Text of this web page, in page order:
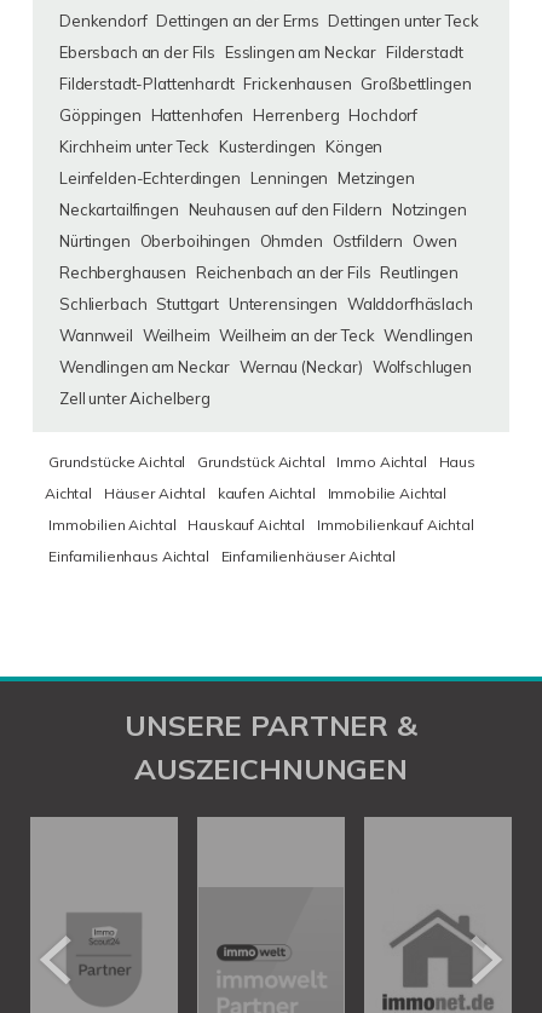
Denkendorf Dettingen an der Erms Dettingen unter Teck
Ebersbach an der Fils
Esslingen am Neckar Filderstadt
Filderstadt-Plattenhardt Frickenhausen Großbettlingen
Göppingen
Hattenhofen Herrenberg Hochdorf
Kirchheim unter Teck
Kusterdingen
Köngen
Leinfelden-Echterdingen
Lenningen
Metzingen
Neckartailfingen
Neuhausen auf den Fildern
Notzingen
Nürtingen
Oberboihingen Ohmden Ostfildern
Owen
Rechberghausen
Reichenbach an der Fils Reutlingen
Schlierbach Stuttgart Unterensingen Walddorfhäslach
Wannweil Weilheim Weilheim an der Teck Wendlingen
Wendlingen am Neckar Wernau (Neckar) Wolfschlugen
Zell unter Aichelberg
Grundstücke Aichtal Grundstück Aichtal Immo Aichtal
Haus
Aichtal
Häuser Aichtal kaufen Aichtal
Immobilie Aichtal
Immobilien Aichtal
Hauskauf Aichtal
Immobilienkauf Aichtal
Einfamilienhaus Aichtal
Einfamilienhäuser Aichtal
UNSERE PARTNER &
AUSZEICHNUNGEN